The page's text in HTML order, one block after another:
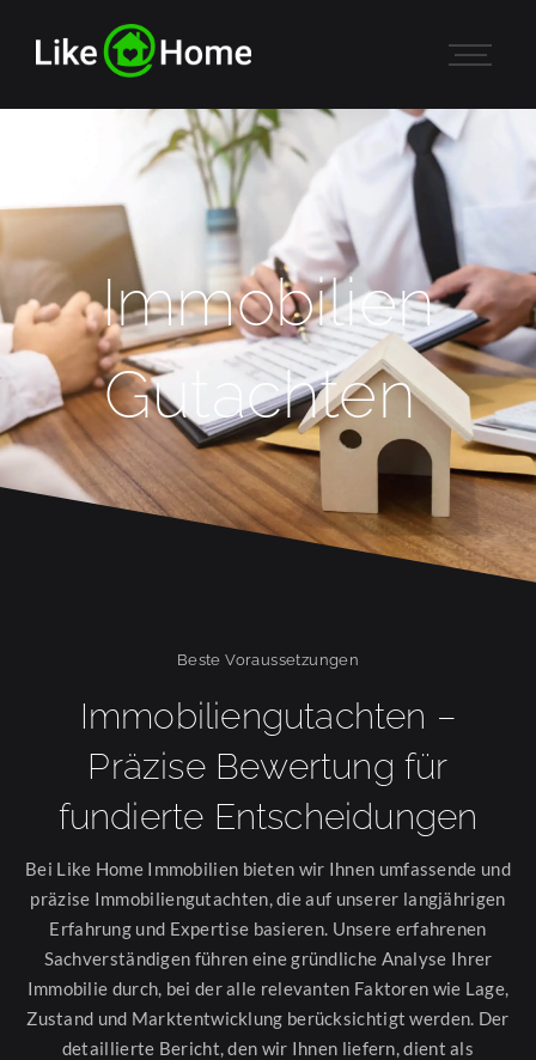
Immobilien
Gutachten
Beste Voraussetzungen
Immobiliengutachten –
Präzise Bewertung für
fundierte Entscheidungen
Bei Like Home Immobilien bieten wir Ihnen umfassende und
präzise Immobiliengutachten, die auf unserer langjährigen
Erfahrung und Expertise basieren. Unsere erfahrenen
Sachverständigen führen eine gründliche Analyse Ihrer
Immobilie durch, bei der alle relevanten Faktoren wie Lage,
Zustand und Marktentwicklung berücksichtigt werden. Der
detaillierte Bericht, den wir Ihnen liefern, dient als